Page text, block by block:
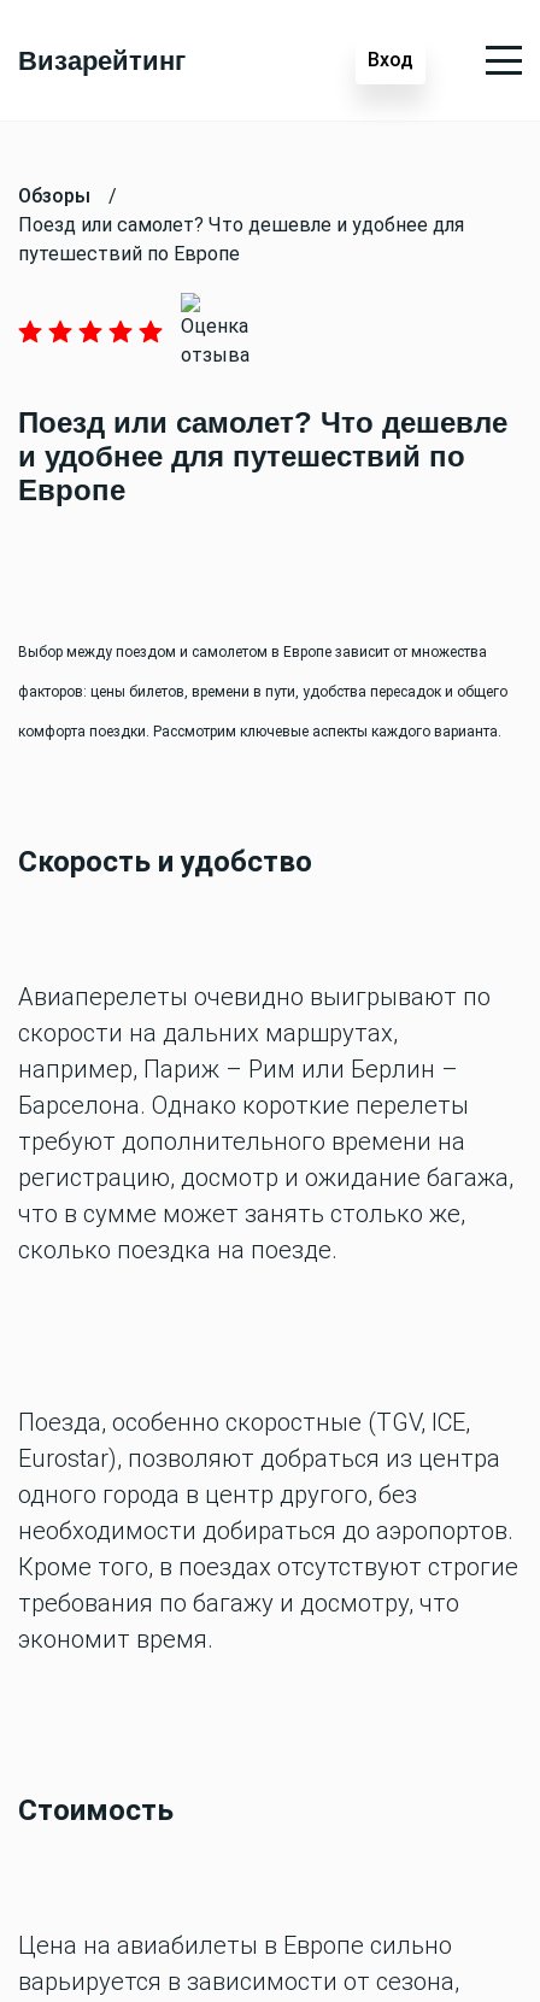
Визарейтинг Вход
Обзоры
/
Поезд или самолет? Что дешевле и удобнее для
путешествий по Европе
Поезд или самолет? Что дешевле
и удобнее для путешествий по
Европе
Выбор между поездом и самолетом в Европе зависит от множества
факторов: цены билетов, времени в пути, удобства пересадок и общего
комфорта поездки. Рассмотрим ключевые аспекты каждого варианта.
Скорость и удобство
Авиаперелеты очевидно выигрывают по
скорости на дальних маршрутах,
например, Париж – Рим или Берлин –
Барселона. Однако короткие перелеты
требуют дополнительного времени на
регистрацию, досмотр и ожидание багажа,
что в сумме может занять столько же,
сколько поездка на поезде.
Поезда, особенно скоростные (TGV, ICE,
Eurostar), позволяют добраться из центра
одного города в центр другого, без
необходимости добираться до аэропортов.
Кроме того, в поездах отсутствуют строгие
требования по багажу и досмотру, что
экономит время.
Стоимость
Цена на авиабилеты в Европе сильно
варьируется в зависимости от сезона,